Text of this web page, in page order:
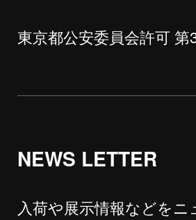
東京都公安委員会許可 第
NEWS LETTER
入荷や展示情報などを